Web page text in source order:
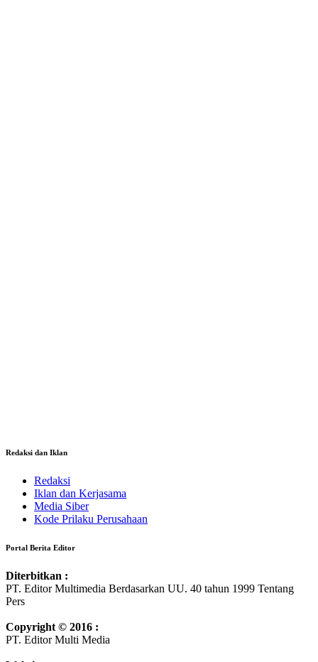
Redaksi dan Iklan
Redaksi
Iklan dan Kerjasama
Media Siber
Kode Prilaku Perusahaan
Portal Berita Editor
Diterbitkan :
PT. Editor Multimedia Berdasarkan UU. 40 tahun 1999 Tentang
Pers
Copyright © 2016 :
PT. Editor Multi Media